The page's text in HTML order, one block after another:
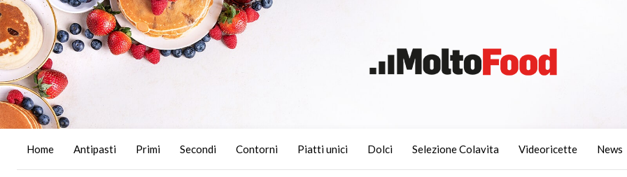
Home Antipasti Primi Secondi Contorni Piatti unici Dolci Selezione Colavita Videoricette News